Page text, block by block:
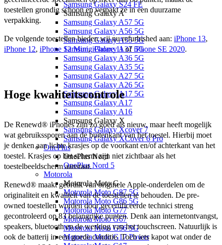
Samsung Galaxy S24 FE
Samsung Galaxy A
Samsung Galaxy A57 5G
Samsung Galaxy A56 5G
Samsung Galaxy A55 5G
Samsung Galaxy A37 5G
Samsung Galaxy A36 5G
Samsung Galaxy A35 5G
Samsung Galaxy A27 5G
Samsung Galaxy A26 5G
Samsung Galaxy A17 5G
Samsung Galaxy A17
Samsung Galaxy A16
Samsung Galaxy X
Samsung Galaxy Xcover 7
Samsung Galaxy XCover 6 Pro
OnePlus
OnePlus Nord
OnePlus Nord 5
Motorola
Motorola Moto G
Motorola Moto G87 5G
Motorola Moto G86 5G
Motorola Moto G77
Motorola Moto G67
Motorola Moto G56 5G
Motorola Moto G17 Power
toestellen grondig schoon en verpakt ze in een duurzame
verpakking.
De volgende toestellen bieden wij nu refurbished aan: iPhone 13
iPhone 12, iPhone 12 Mini, iPhone 11 of iPhone SE 2020.
Hoge kwaliteitscontrole
De Renewd® iPhones zijn zo goed als nieuw, maar heeft mogelijk
wat gebruikssporen aan de buitenkant van het toestel. Hierbij moet
je denken aan lichte krasjes op de voorkant en/of achterkant van het
toestel. Krasjes op het scherm zijn niet zichtbaar als het
toestelbeeldscherm aanstaat.
Renewd® maakt gebruik van originele Apple-onderdelen om de
originaliteit en kwaliteit van de toestellen te behouden. De pre-
owned toestellen worden door gecertificeerde technici streng
gecontroleerd op 83 belangrijke punten. Denk aan internetontvangst,
speakers, bluetooth en de werking van het touchscreen. Natuurlijk is
ook de batterij in een goede conditie. Toch iets kapot wat onder de